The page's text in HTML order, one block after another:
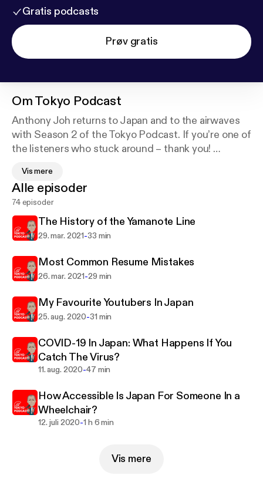
Gratis podcasts
Prøv gratis
OmTokyo Podcast
Anthony Joh returns to Japan and to the airwaves
with Season 2 of the Tokyo Podcast. If you’re one of
the listeners who stuck around – thank you!
Since the whole world is stuck at home under
quarantine thanks to the coronavirus, now seemed
like the perfect time to bring you some fresh,
updated content on life in Japanland.
Vis mere
Alle episoder
74 episoder
The History of the Yamanote Line
29. mar. 2021-33 min
Most Common Resume Mistakes
26. mar. 2021-29 min
My Favourite Youtubers In Japan
25. aug. 2020-31 min
COVID-19 In Japan: What Happens If You
Catch The Virus?
11. aug. 2020-47 min
How Accessible Is Japan For Someone In a
Wheelchair?
12. juli 2020-1 h 6 min
Vis mere